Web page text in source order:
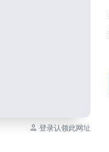
登录认领此网址